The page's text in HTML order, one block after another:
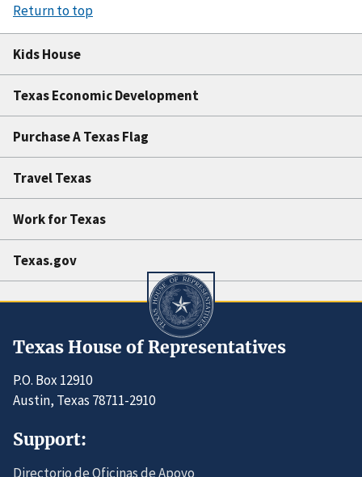
Return to top
Kids House
Texas Economic Development
Purchase A Texas Flag
Travel Texas
Work for Texas
Texas.gov
Texas House of Representatives
P.O. Box 12910
Austin, Texas 78711-2910
Support:
Directorio de Oficinas de Apoyo